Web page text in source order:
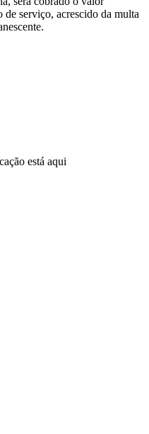
serviço, acrescido da multa
está aqui